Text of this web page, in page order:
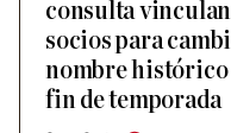
consulta
socios para
nombre histórico
fin de temporada